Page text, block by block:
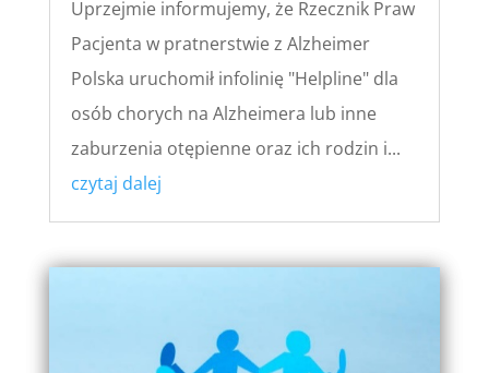
Uprzejmie informujemy, że Rzecznik Praw
Pacjenta w pratnerstwie z Alzheimer
Polska uruchomił infolinię "Helpline" dla
osób chorych na Alzheimera lub inne
zaburzenia otępienne oraz ich rodzin i...
czytaj dalej